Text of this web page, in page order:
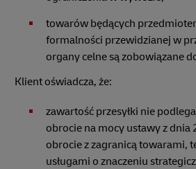
towarów będących
formalności przewidzianej w
organy celne są zobowiązane
Klient oświadcza, że:
zawartość przesyłki nie
obrocie na mocy ustawy z dnia
obrocie z zagranicą towarami,
usługami o znaczeniu